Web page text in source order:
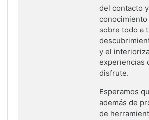
del contacto y
conocimiento
sobre todo a
y el
experiencias
disfrute.
Esperamos
además de
de